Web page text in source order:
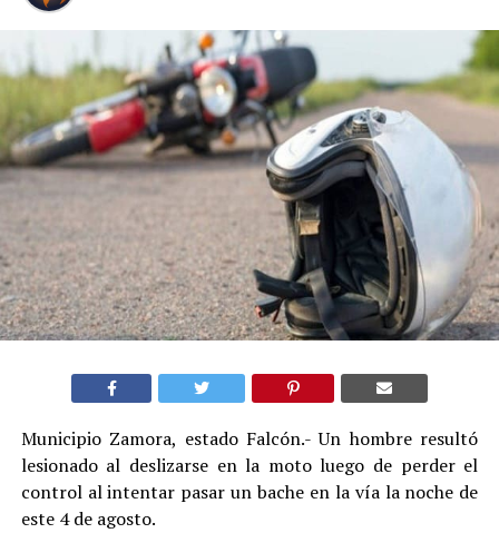
Municipio Zamora, estado Falcón.- Un hombre resultó
lesionado al deslizarse en la moto luego de perder el
control al intentar pasar un bache en la vía la noche de
este 4 de agosto.